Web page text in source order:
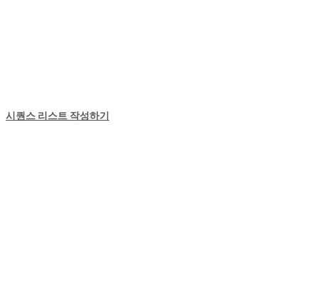
시퀀스 리스트 작성하기